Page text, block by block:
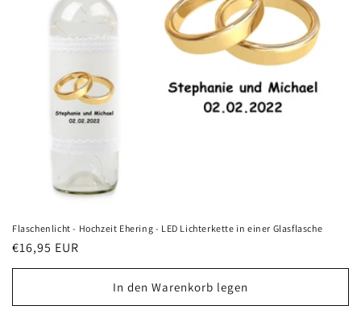
Flaschenlicht - Hochzeit Ehering - LED Lichterkette in einer Glasflasche
Normaler
Preis
€16,95 EUR
In den Warenkorb legen